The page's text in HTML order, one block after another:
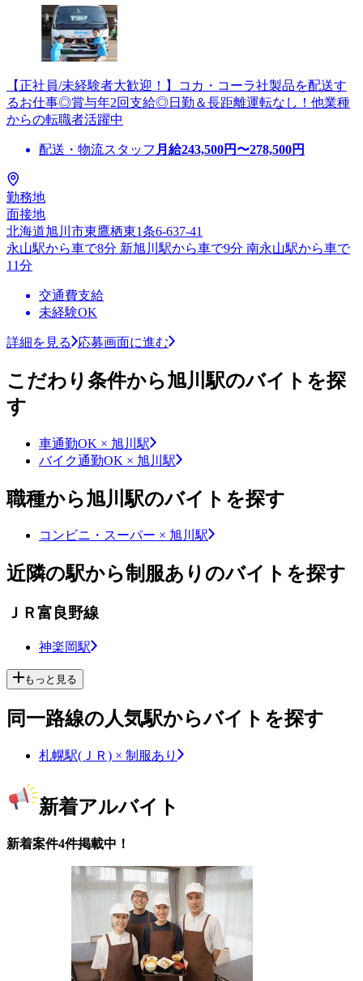
【正社員/未経験者大歓迎！】コカ・コーラ社製品を配送す
るお仕事◎賞与年2回支給◎日勤＆長距離運転なし！他業種
からの転職者活躍中
配送・物流スタッフ 月給243,500円〜278,500円
勤務地
面接地
北海道旭川市東鷹栖東1条6-637-41
永山駅から車で8分 新旭川駅から車で9分 南永山駅から車で
11分
交通費支給
未経験OK
詳細を見る 応募画面に進む
こだわり条件から旭川駅のバイトを探
す
車通勤OK × 旭川駅
バイク通勤OK × 旭川駅
職種から旭川駅のバイトを探す
コンビニ・スーパー × 旭川駅
近隣の駅から制服ありのバイトを探す
ＪＲ富良野線
神楽岡駅
もっと見る
同一路線の人気駅からバイトを探す
札幌駅(ＪＲ) × 制服あり
新着アルバイト
新着案件4件掲載中！